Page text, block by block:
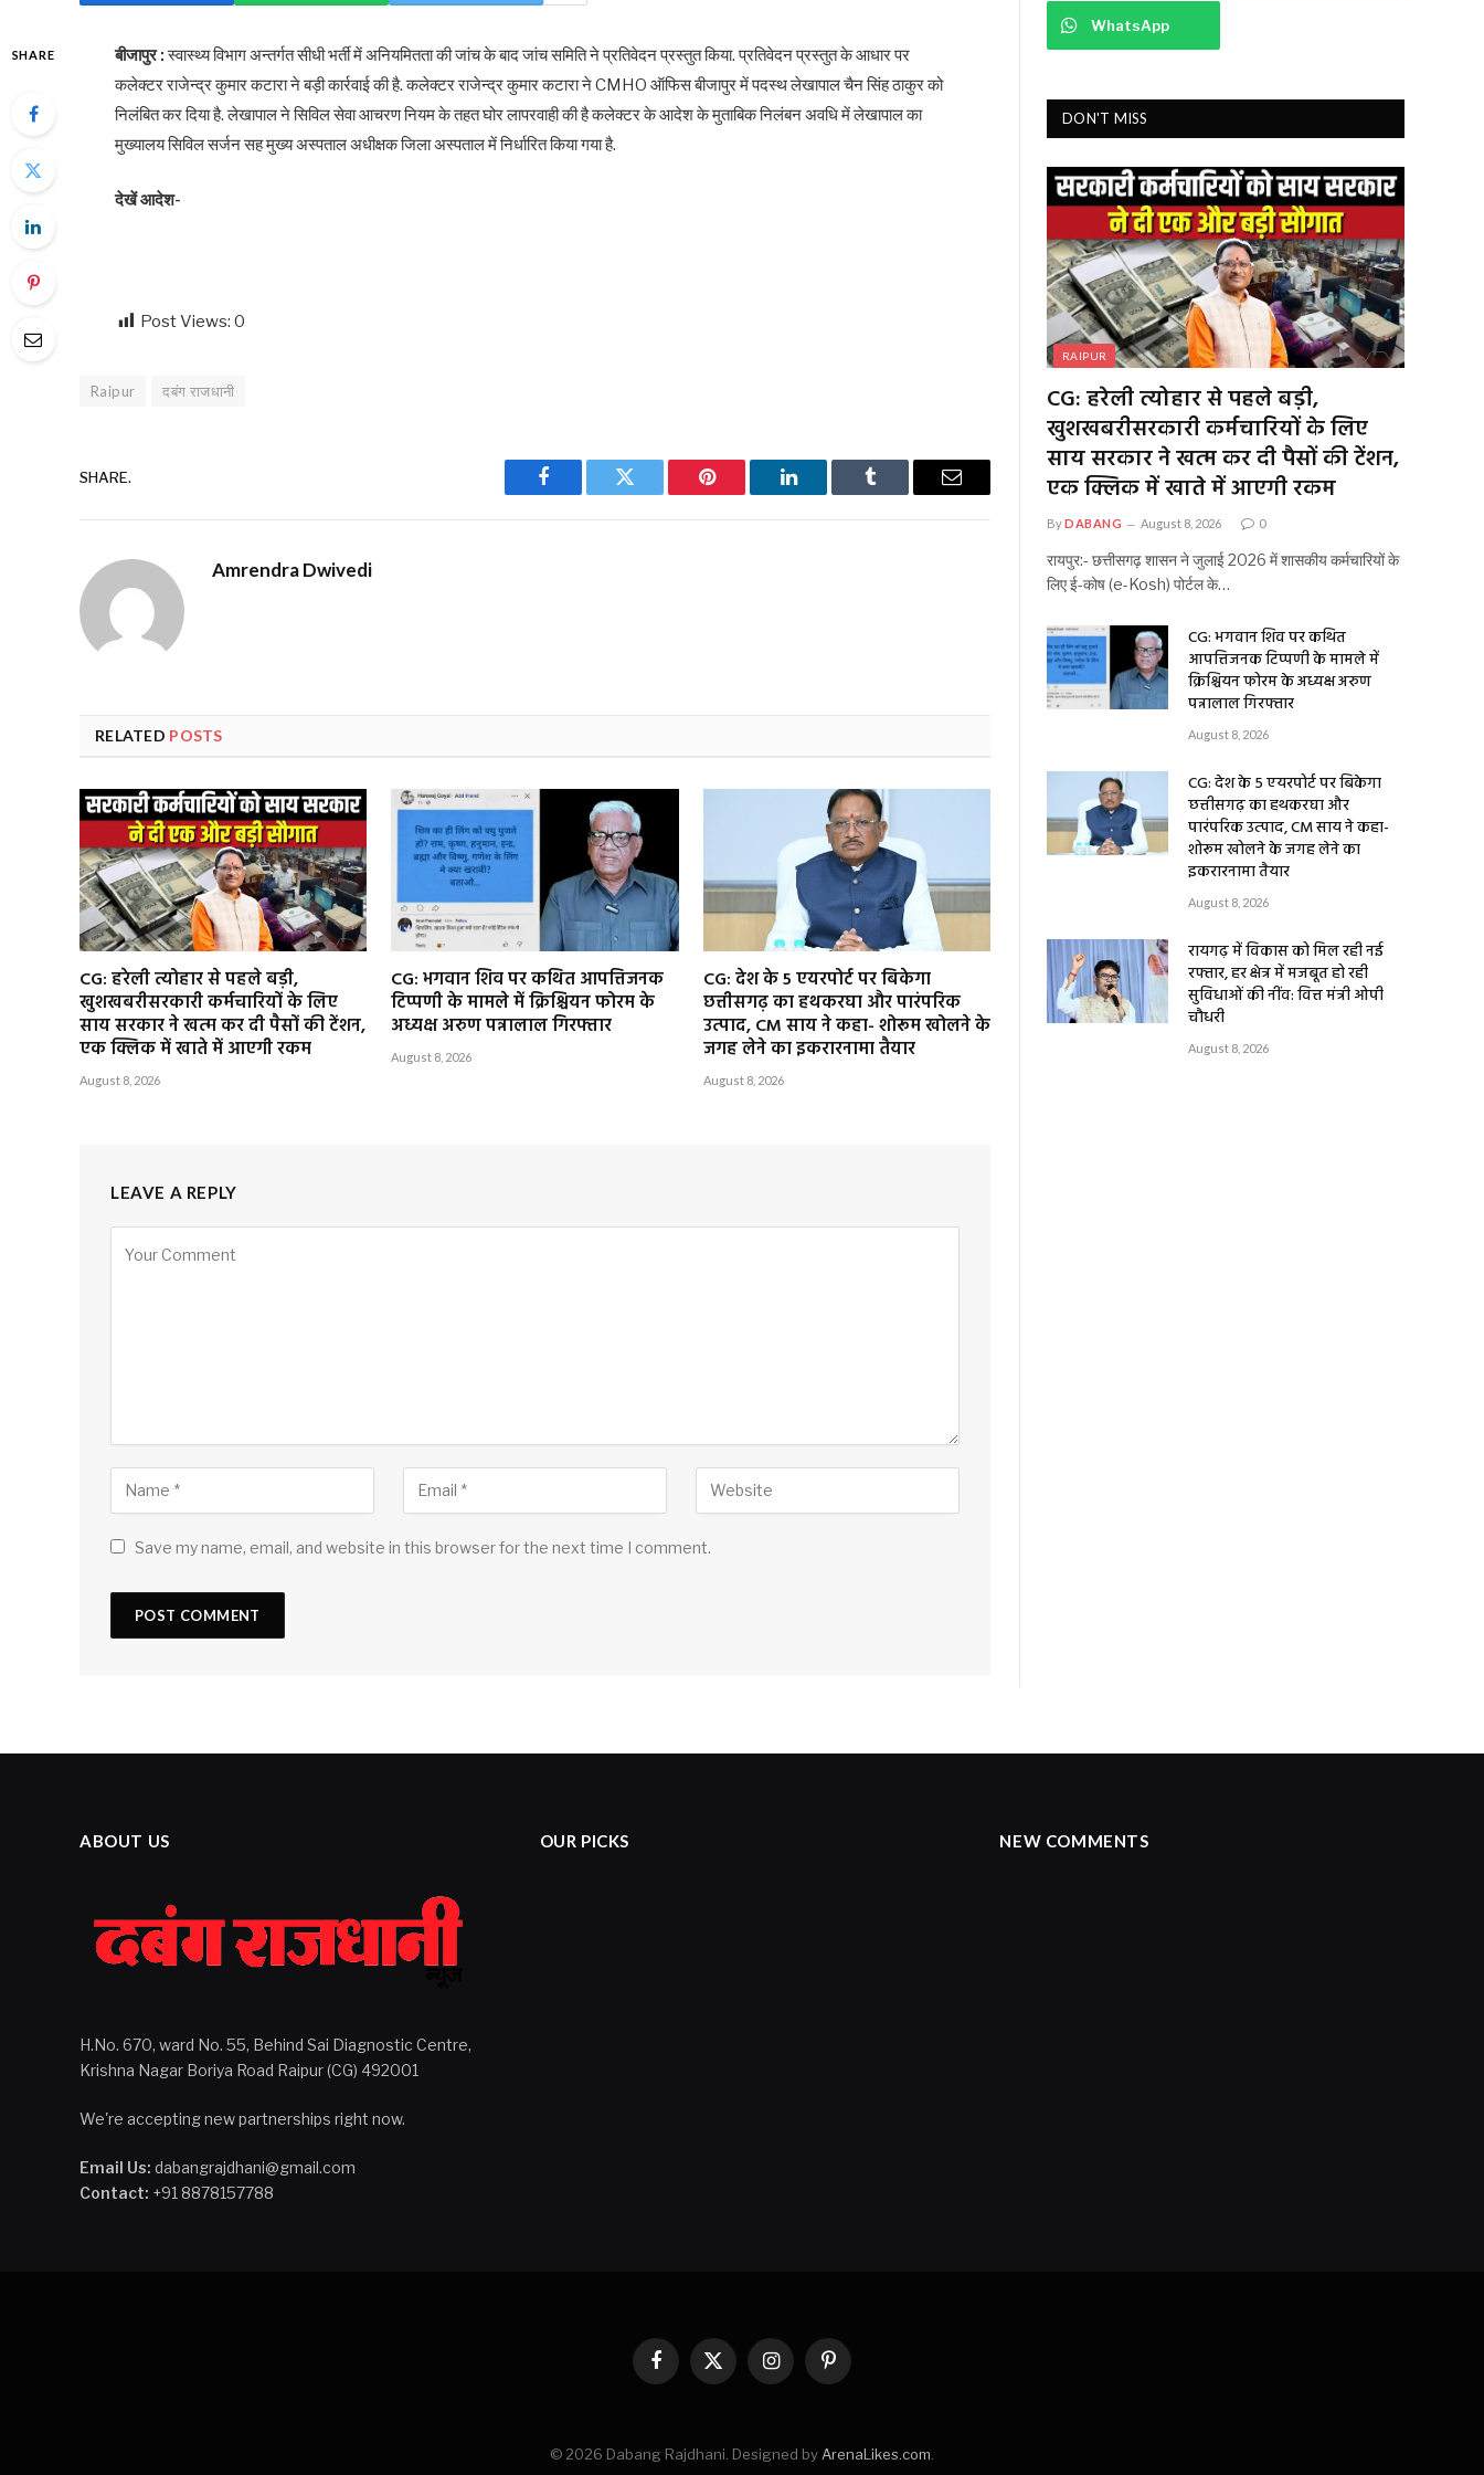
SHARE बीजापुर :स्वास्थ्य विभाग अन्तर्गत सीधी भर्ती में अनियमितता की जांच के बाद जांच समिति ने प्रतिवेदन प्रस्तुत किया. प्रतिवेदन प्रस्तुत के आधार पर
कलेक्टर राजेन्द्र कुमार कटारा ने बड़ी कार्रवाई की है. कलेक्टर राजेन्द्र कुमार कटारा ने CMHO ऑफिस बीजापुर में पदस्थ लेखापाल चैन सिंह ठाकुर को
निलंबित कर दिया है. लेखापाल ने सिविल सेवा आचरण नियम के तहत घोर लापरवाही की है कलेक्टर के आदेश के मुताबिक निलंबन अवधि में लेखापाल का
मुख्यालय सिविल सर्जन सह मुख्य अस्पताल अधीक्षक जिला अस्पताल में निर्धारित किया गया है.
देखें आदेश-
Post Views: 0
Raipur दबंग राजधानी
SHARE.
Facebook Twitter Pinterest LinkedIn Tumblr Email
Amrendra Dwivedi
RELATED POSTS
CG: हरेली त्योहार से पहले बड़ी,
खुशखबरीसरकारी कर्मचारियों के लिए
साय सरकार ने खत्म कर दी पैसों की टेंशन,
एक क्लिक में खाते में आएगी रकम
August 8, 2026
CG: भगवान शिव पर कथित आपत्तिजनक
टिप्पणी के मामले में क्रिश्चियन फोरम के
अध्यक्ष अरुण पन्नालाल गिरफ्तार
August 8, 2026
CG: देश के 5 एयरपोर्ट पर बिकेगा
छत्तीसगढ़ का हथकरघा और पारंपरिक
उत्पाद, CM साय ने कहा- शोरूम खोलने के
जगह लेने का इकरारनामा तैयार
August 8, 2026
LEAVE A REPLY
Save my name, email, and website in this browser for the next time I comment.
WhatsApp
DON'T MISS
RAIPUR
CG: हरेली त्योहार से पहले बड़ी,
खुशखबरीसरकारी कर्मचारियों के लिए
साय सरकार ने खत्म कर दी पैसों की टेंशन,
एक क्लिक में खाते में आएगी रकम
ByDABANG August 8, 2026 0
रायपुर:- छत्तीसगढ़ शासन ने जुलाई 2026 में शासकीय कर्मचारियों के
लिए ई-कोष (e-Kosh) पोर्टल के…
CG: भगवान शिव पर कथित
आपत्तिजनक टिप्पणी के मामले में
क्रिश्चियन फोरम के अध्यक्ष अरुण
पन्नालाल गिरफ्तार
August 8, 2026
CG: देश के 5 एयरपोर्ट पर बिकेगा
छत्तीसगढ़ का हथकरघा और
पारंपरिक उत्पाद, CM साय ने कहा-
शोरूम खोलने के जगह लेने का
इकरारनामा तैयार
August 8, 2026
रायगढ़ में विकास को मिल रही नई
रफ्तार, हर क्षेत्र में मजबूत हो रही
सुविधाओं की नींव: वित्त मंत्री ओपी
चौधरी
August 8, 2026
ABOUT US
H.No. 670, ward No. 55, Behind Sai Diagnostic Centre,
Krishna Nagar Boriya Road Raipur (CG) 492001
We're accepting new partnerships right now.
Email Us: dabangrajdhani@gmail.com
Contact: +91 8878157788
OUR PICKS NEW COMMENTS
Facebook
X
(Twitter)
InstagramPinterest
© 2026 Dabang Rajdhani. Designed by ArenaLikes.com